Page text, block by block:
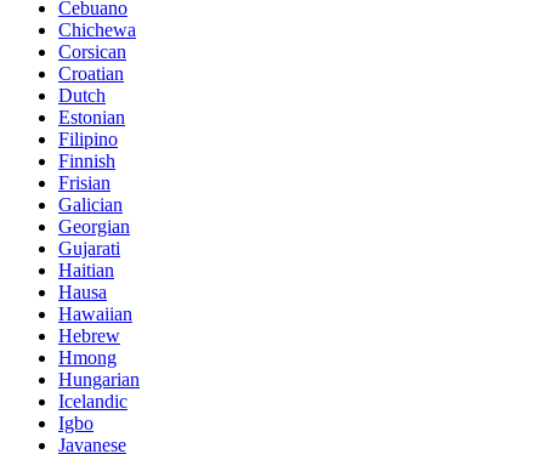
Cebuano
Chichewa
Corsican
Croatian
Dutch
Estonian
Filipino
Finnish
Frisian
Galician
Georgian
Gujarati
Haitian
Hausa
Hawaiian
Hebrew
Hmong
Hungarian
Icelandic
Igbo
Javanese